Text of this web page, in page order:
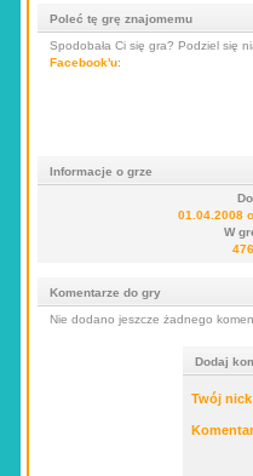
Poleć tę grę znajomemu
Spodobała Ci się gra? Podziel się
Facebook'u:
Informacje o grze
01.04.2008
W
Komentarze do gry
Nie dodano jeszcze żadnego
Dodaj
Twój